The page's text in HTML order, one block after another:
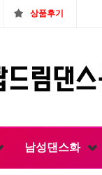
상품후기
남성댄스화